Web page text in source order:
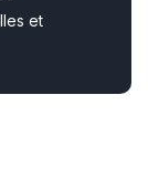
et